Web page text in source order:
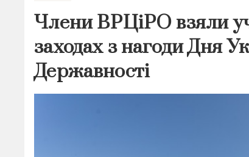
Члени ВРЦіРО взяли
заходах з нагоди Дня
Державності